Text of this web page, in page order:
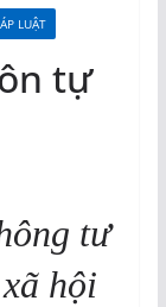
LUẬT
tự
tư
hội